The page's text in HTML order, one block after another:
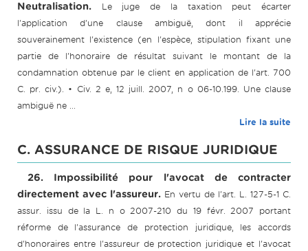
Neutralisation.
Le juge de la taxation peut écarter
l'application d'une clause ambiguë, dont il apprécie
souverainement l'existence (en l'espèce, stipulation fixant une
partie de l'honoraire de résultat suivant le montant de la
condamnation obtenue par le client en application de l'art. 700
C. pr. civ.). • Civ. 2 e, 12 juill. 2007, n o 06-10.199. Une clause
ambiguë ne ...
Lire la suite
C. ASSURANCE DE RISQUE JURIDIQUE
26. Impossibilité pour l'avocat de contracter
directement avec l'assureur. En vertu de l'art. L. 127-5-1 C.
assur. issu de la L. n o 2007-210 du 19 févr. 2007 portant
réforme de l'assurance de protection juridique, les accords
d'honoraires entre l'assureur de protection juridique et l'avocat